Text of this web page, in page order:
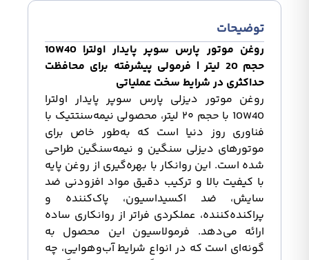
توضیحات
روغن موتور پارس
سوپر پایدار اولترا 10W40
حجم 20 لیتر | فرمولی پیشرفته برای محافظت
حداکثری در شرایط سخت عملیاتی
روغن موتور دیزلی پارس سوپر پایدار اولترا
10W40 با حجم ۲۰ لیتر، محصولی نیمه‌سنتتیک با
فناوری روز دنیا است که به‌طور خاص برای
موتورهای دیزلی سنگین و نیمه‌سنگین طراحی
شده است. این روانکار با بهره‌گیری از روغن پایه
با کیفیت بالا و ترکیب دقیق مواد افزودنی ضد
سایش، ضد اکسیداسیون، پاک‌کننده و
پراکنده‌کننده، عملکردی فراتر از روانکاری ساده
ارائه می‌دهد. فرمولاسیون این محصول به
گونه‌ای است که در انواع شرایط آب‌وهوایی، چه